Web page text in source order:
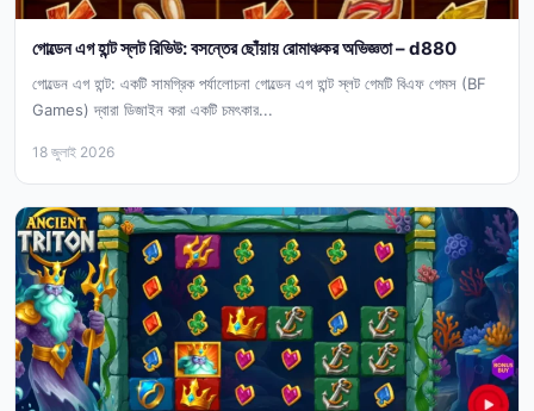
গোল্ডেন এগ হান্ট স্লট রিভিউ: বসন্তের ছোঁয়ায় রোমাঞ্চকর অভিজ্ঞতা – d880
গোল্ডেন এগ হান্ট: একটি সামগ্রিক পর্যালোচনা গোল্ডেন এগ হান্ট স্লট গেমটি বিএফ গেমস (BF
Games) দ্বারা ডিজাইন করা একটি চমৎকার...
18 জুলাই 2026